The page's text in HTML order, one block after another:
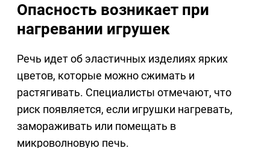
Опасность возникает при
нагревании игрушек
Речь идет об эластичных изделиях ярких
цветов, которые можно сжимать и
растягивать. Специалисты отмечают, что
риск появляется, если игрушки нагревать,
замораживать или помещать в
микроволновую печь.